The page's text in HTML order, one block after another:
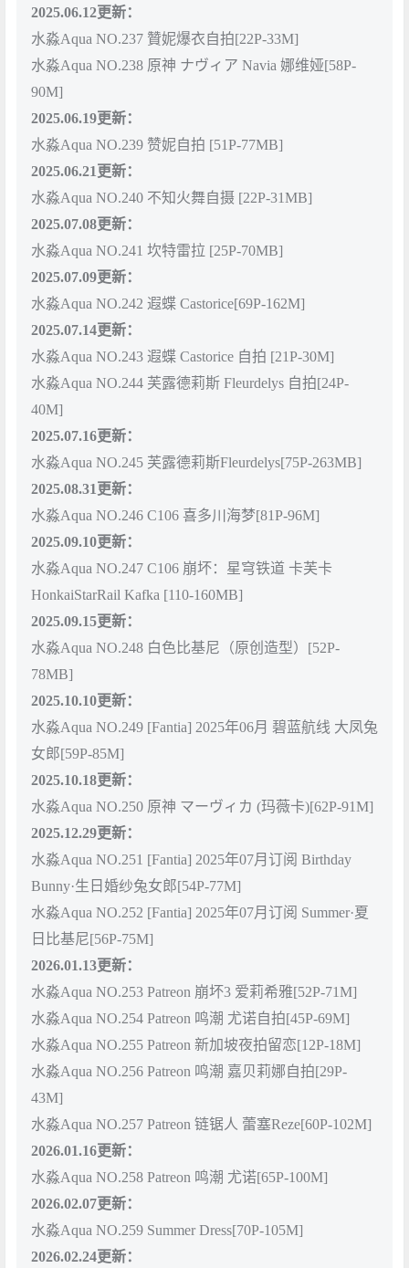
2025.06.12更新：
水淼Aqua NO.237 贊妮爆衣自拍[22P-33M]
水淼Aqua NO.238 原神 ナヴィア Navia 娜维娅[58P-
90M]
2025.06.19更新：
水淼Aqua NO.239 赞妮自拍 [51P-77MB]
2025.06.21更新：
水淼Aqua NO.240 不知火舞自摄 [22P-31MB]
2025.07.08更新：
水淼Aqua NO.241 坎特雷拉 [25P-70MB]
2025.07.09更新：
水淼Aqua NO.242 遐蝶 Castorice[69P-162M]
2025.07.14更新：
水淼Aqua NO.243 遐蝶 Castorice 自拍 [21P-30M]
水淼Aqua NO.244 芙露德莉斯 Fleurdelys 自拍[24P-
40M]
2025.07.16更新：
水淼Aqua NO.245 芙露德莉斯Fleurdelys[75P-263MB]
2025.08.31更新：
水淼Aqua NO.246 C106 喜多川海梦[81P-96M]
2025.09.10更新：
水淼Aqua NO.247 C106 崩坏：星穹铁道 卡芙卡
HonkaiStarRail Kafka [110-160MB]
2025.09.15更新：
水淼Aqua NO.248 白色比基尼（原创造型）[52P-
78MB]
2025.10.10更新：
水淼Aqua NO.249 [Fantia] 2025年06月 碧蓝航线 大凤兔
女郎[59P-85M]
2025.10.18更新：
水淼Aqua NO.250 原神 マーヴィカ (玛薇卡)[62P-91M]
2025.12.29更新：
水淼Aqua NO.251 [Fantia] 2025年07月订阅 Birthday
Bunny·生日婚纱兔女郎[54P-77M]
水淼Aqua NO.252 [Fantia] 2025年07月订阅 Summer·夏
日比基尼[56P-75M]
2026.01.13更新：
水淼Aqua NO.253 Patreon 崩坏3 爱莉希雅[52P-71M]
水淼Aqua NO.254 Patreon 鸣潮 尤诺自拍[45P-69M]
水淼Aqua NO.255 Patreon 新加坡夜拍留恋[12P-18M]
水淼Aqua NO.256 Patreon 鸣潮 嘉贝莉娜自拍[29P-
43M]
水淼Aqua NO.257 Patreon 链锯人 蕾塞Reze[60P-102M]
2026.01.16更新：
水淼Aqua NO.258 Patreon 鸣潮 尤诺[65P-100M]
2026.02.07更新：
水淼Aqua NO.259 Summer Dress[70P-105M]
2026.02.24更新：